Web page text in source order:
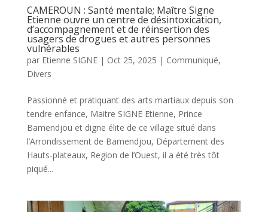
CAMEROUN : Santé mentale; Maître Signe
Etienne ouvre un centre de désintoxication,
d’accompagnement et de réinsertion des
usagers de drogues et autres personnes
vulnérables
par Etienne SIGNE| Oct 25, 2025 | Communiqué,
Divers
Passionné et pratiquant des arts martiaux depuis son
tendre enfance, Maitre SIGNE Etienne, Prince
Bamendjou et digne élite de ce village situé dans
l’Arrondissement de Bamendjou, Département des
Hauts-plateaux, Region de l’Ouest, il a été très tôt
piqué...